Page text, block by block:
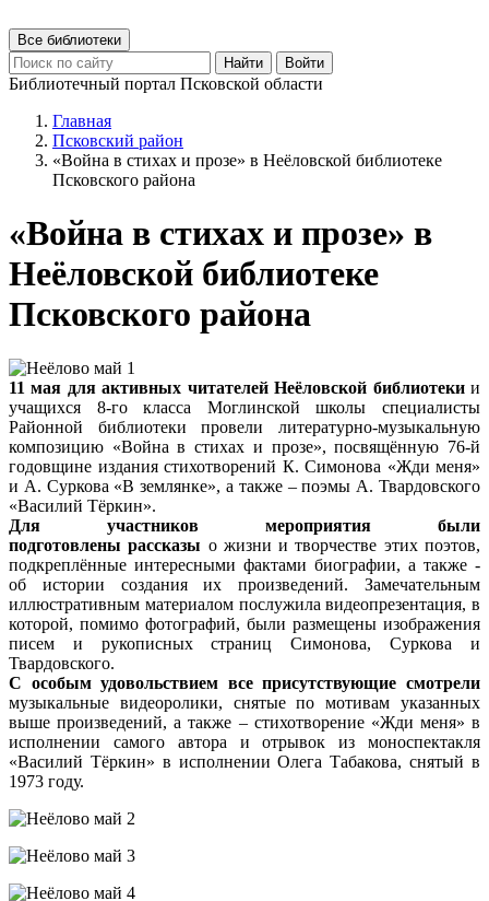
Все библиотеки
Найти
Войти
Библиотечный портал Псковской области
Главная
Псковский район
«Война в стихах и прозе» в Неёловской библиотеке
Псковского района
«Война в стихах и прозе» в
Неёловской библиотеке
Псковского района
11 мая для активных читателей Неёловской библиотекии
учащихся 8-го класса Моглинской школы специалисты
Районной библиотеки провели литературно-музыкальную
композицию «Война в стихах и прозе», посвящённую 76-й
годовщине издания стихотворений К. Симонова «Жди меня»
и А. Суркова «В землянке», а также – поэмы А. Твардовского
«Василий Тёркин».
Для участников мероприятия были
подготовлены рассказы о жизни и творчестве этих поэтов,
подкреплённые интересными фактами биографии, а также -
об истории создания их произведений. Замечательным
иллюстративным материалом послужила видеопрезентация, в
которой, помимо фотографий, были размещены изображения
писем и рукописных страниц Симонова, Суркова и
Твардовского.
С особым удовольствием все присутствующие смотрели
музыкальные видеоролики, снятые по мотивам указанных
выше произведений, а также – стихотворение «Жди меня» в
исполнении самого автора и отрывок из моноспектакля
«Василий Тёркин» в исполнении Олега Табакова, снятый в
1973 году.